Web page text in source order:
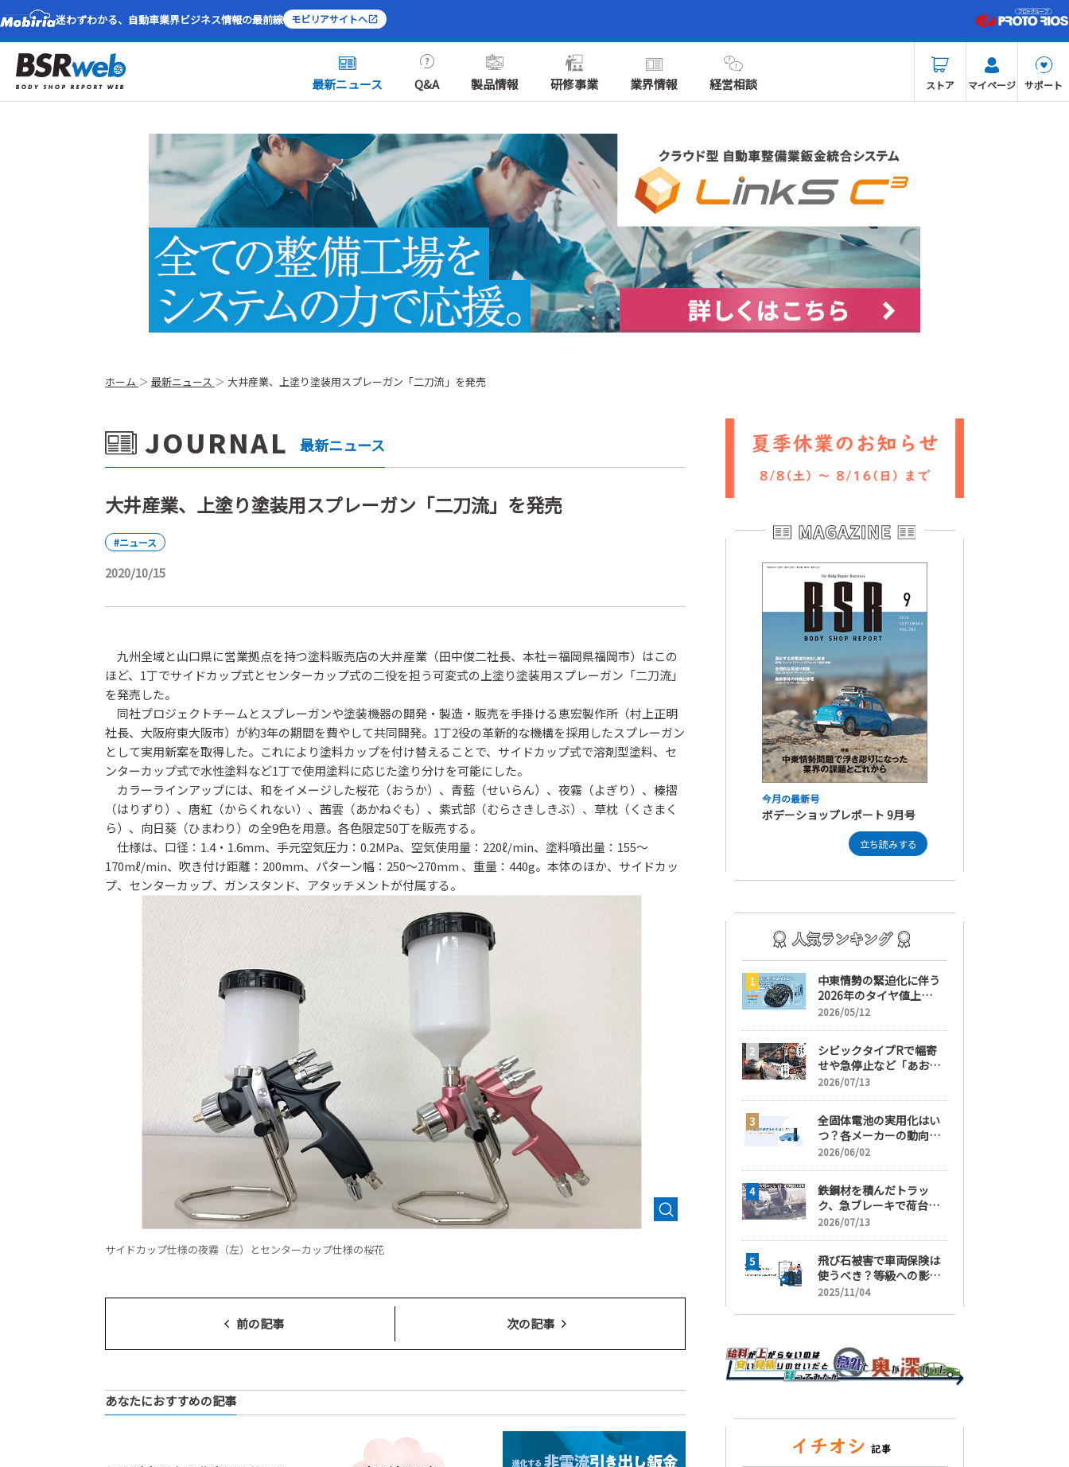
迷わずわかる、自動車業界ビジネス情報の最前線 モビリアサイトへ
最新ニュース Q&A 製品情報 研修事業 業界情報 経営相談 ストア マイページ サポート
ホーム 最新ニュース 大井産業、上塗り塗装用スプレーガン「二刀流」を発売
JOURNAL 最新ニュース
大井産業、上塗り塗装用スプレーガン「二刀流」を発売
#ニュース
2020/10/15
九州全域と山口県に営業拠点を持つ塗料販売店の大井産業（田中俊二社長、本社＝福岡県福岡市）はこの
ほど、1丁でサイドカップ式とセンターカップ式の二役を担う可変式の上塗り塗装用スプレーガン「二刀流」
を発売した。
同社プロジェクトチームとスプレーガンや塗装機器の開発・製造・販売を手掛ける恵宏製作所（村上正明
社長、大阪府東大阪市）が約3年の期間を費やして共同開発。1丁2役の革新的な機構を採用したスプレーガン
として実用新案を取得した。これにより塗料カップを付け替えることで、サイドカップ式で溶剤型塗料、セ
ンターカップ式で水性塗料など1丁で使用塗料に応じた塗り分けを可能にした。
カラーラインアップには、和をイメージした桜花（おうか）、青藍（せいらん）、夜霧（よぎり）、榛摺
（はりずり）、唐紅（からくれない）、茜雲（あかねぐも）、紫式部（むらさきしきぶ）、草枕（くさまく
ら）、向日葵（ひまわり）の全9色を用意。各色限定50丁を販売する。
仕様は、口径：1.4・1.6mm、手元空気圧力：0.2MPa、空気使用量：220ℓ/min、塗料噴出量：155～
170mℓ/min、吹き付け距離：200mm、パターン幅：250～270mm 、重量：440g。本体のほか、サイドカッ
プ、センターカップ、ガンスタンド、アタッチメントが付属する。
サイドカップ仕様の夜霧（左）とセンターカップ仕様の桜花
前の記事 次の記事
あなたにおすすめの記事
今月の最新号
ボデーショップレポート 9月号
立ち読みする
中東情勢の緊迫化に伴う
2026年のタイヤ値上
げ！ 値上げ実施1ヶ月前
売において極めて重要な
訳
2026/05/12
シビックタイプRで幅寄
せや急停止など「あおり
運転」の疑い
2026/07/13
全固体電池の実用化はい
つ？各メーカーの動向と
EVの買い時を解説
2026/06/02
鉄鋼材を積んだトラッ
ク、急ブレーキで荷台が
崩れ、運転手が鉄鋼材に
2026/07/13
飛び石被害で車両保険は
使うべき？等級への影響
と賢い判断基準を解説
2025/11/04